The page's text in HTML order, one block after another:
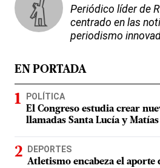
Periódico líder de
centrado en las
periodismo
EN PORTADA
POLÍTICA
El Congreso estudia crear
llamadas Santa Lucía y
DEPORTES
Atletismo encabeza el aporte